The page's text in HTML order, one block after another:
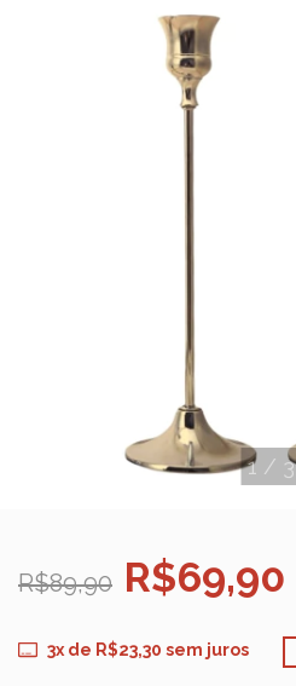
1/ 3
R$89,90 R$69,90
3x de R$23,30 sem juros